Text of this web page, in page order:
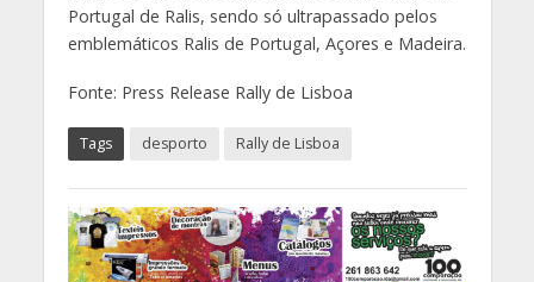
Portugal de Ralis, sendo só ultrapassado pelos
emblemáticos Ralis de Portugal, Açores e Madeira.
Fonte: Press Release Rally de Lisboa
Tags desporto Rally de Lisboa